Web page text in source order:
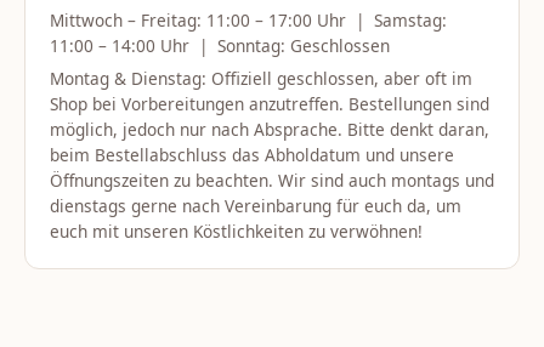
Mittwoch – Freitag: 11:00 – 17:00 Uhr | Samstag:
11:00 – 14:00 Uhr | Sonntag: Geschlossen
Montag & Dienstag: Offiziell geschlossen, aber oft im
Shop bei Vorbereitungen anzutreffen. Bestellungen sind
möglich, jedoch nur nach Absprache. Bitte denkt daran,
beim Bestellabschluss das Abholdatum und unsere
Öffnungszeiten zu beachten. Wir sind auch montags und
dienstags gerne nach Vereinbarung für euch da, um
euch mit unseren Köstlichkeiten zu verwöhnen!